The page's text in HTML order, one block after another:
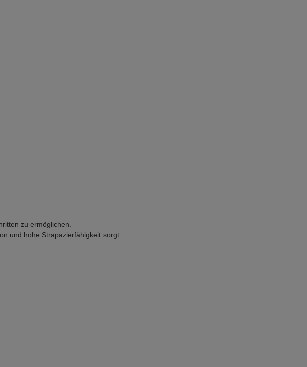
zu ermöglichen.
und hohe Strapazierfähigkeit sorgt.